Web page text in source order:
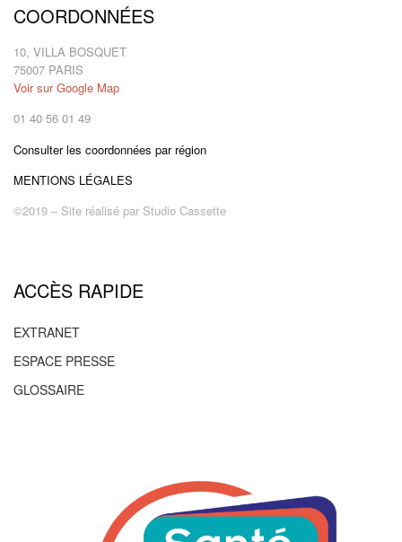
Type d'action
Actions juridiques ou institutionnelles
Permanences téléphoniques et physiques
Le promoteur de l'action
diabétiques
Personne responsable de l’action
https://www.federationdesdiabetiques.org/
PLUS D'INFOS SUR L'ASSOCIATION
COORDONNÉES
10, VILLA BOSQUET
75007 PARIS
Voir sur Google Map
01 40 56 01 49
Consulter les coordonnées par région
MENTIONS LÉGALES
©2019 – Site réalisé par Studio Cassette
ACCÈS RAPIDE
EXTRANET
ESPACE PRESSE
GLOSSAIRE